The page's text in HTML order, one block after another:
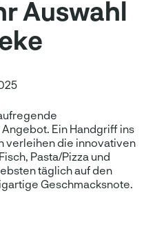
Auswahl
Ein Handgriff ins
verleihen die innovativen
Pasta/Pizza und
täglich auf den
Geschmacksnote.